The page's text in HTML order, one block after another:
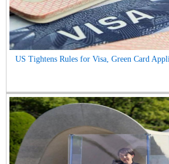
US Tightens Rules for Visa, Green Card